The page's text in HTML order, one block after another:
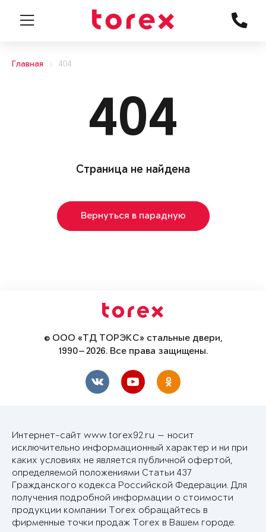
Главная 404
404
Страница не найдена
Вернуться в парадную
© ООО «ТД ТОРЭКС» стальные двери,
1990—2026. Все права защищены.
Интернет-сайт www.torex92.ru — носит
исключительно информационный характер и ни при
каких условиях не является публичной офертой,
определяемой положениями Статьи 437
Гражданского кодекса Российской Федерации. Для
получения подробной информации о стоимости
продукции компании Torex обращайтесь в
фирменные точки продаж Torex в Вашем городе.